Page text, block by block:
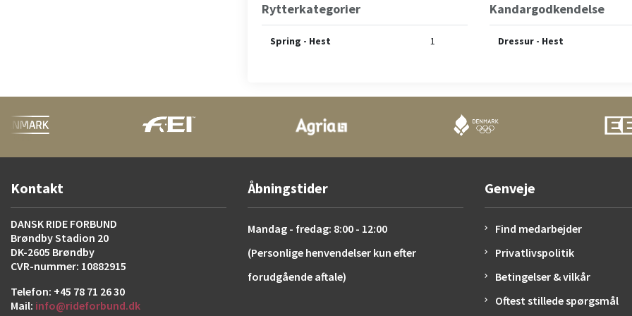
Rytterkategorier
Spring - Hest 1
Kandargodkendelse
Dressur - Hest
Kontakt
DANSK RIDE FORBUND
Brøndby Stadion 20
DK-2605 Brøndby
CVR-nummer: 10882915
Telefon: +45 78 71 26 30
Mail: info@rideforbund.dk
Åbningstider
Mandag - fredag: 8:00 - 12:00
(Personlige henvendelser kun efter
forudgående aftale)
Genveje
Find medarbejder
Privatlivspolitik
Betingelser & vilkår
Oftest stillede spørgsmål